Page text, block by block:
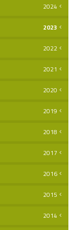
2024
2023
2022
2021
2020
2019
2018
2017
2016
2015
2014